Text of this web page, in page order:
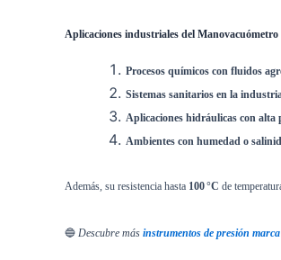
Aplicaciones industriales del
Procesos químicos con fluidos
Sistemas sanitarios en la
Aplicaciones hidráulicas con alta
Ambientes con humedad o
Además, su resistencia hasta 100 °C de
🔵 Descubre más instrumentos de presión